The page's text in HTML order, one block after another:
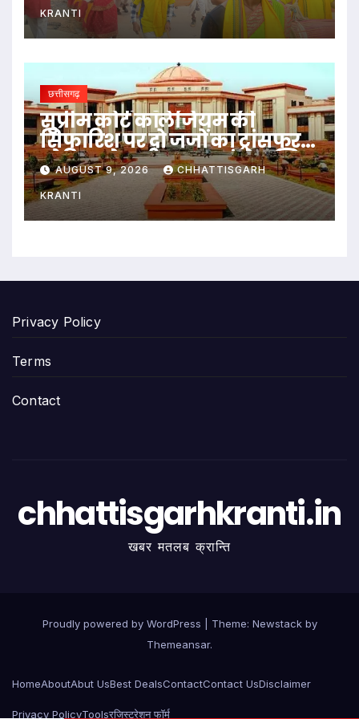
KRANTI
छत्तीसगढ़
सुप्रीम कोर्ट कॉलेजियम की
सिफारिश पर दो जजों का ट्रांसफर,
ओडिशा से छत्तीसगढ़ आएंगे जस्टिस
कृष्ण राम मोहपात्रा
AUGUST 9, 2026 CHHATTISGARH
KRANTI
Privacy Policy
Terms
Contact
chhattisgarhkranti.in
खबर मतलब क्रान्ति
Proudly powered by WordPress Theme: Newstackby
Themeansar.
HomeAboutAbut UsBest DealsContactContact UsDisclaimer
Privacy PolicyToolsरजिस्ट्रेशन फॉर्म